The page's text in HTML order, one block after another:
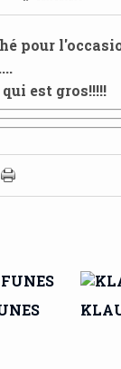
pour
est gros!!!!!